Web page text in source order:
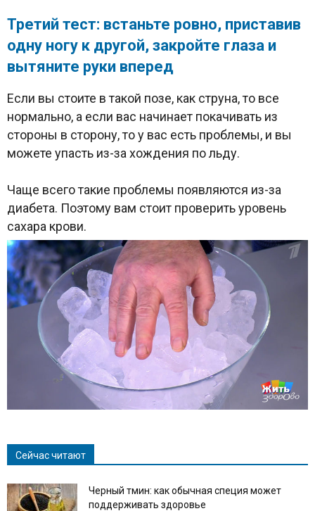
Третий тест: встаньте ровно, приставив
одну ногу к другой, закройте глаза и
вытяните руки вперед
Если вы стоите в такой позе, как струна, то все
нормально, а если вас начинает покачивать из
стороны в сторону, то у вас есть проблемы, и вы
можете упасть из-за хождения по льду.
Чаще всего такие проблемы появляются из-за
диабета. Поэтому вам стоит проверить уровень
сахара крови.
Сейчас читают
Черный тмин: как обычная специя может
поддерживать здоровье